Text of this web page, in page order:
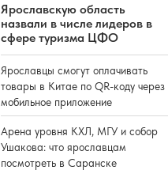
Ярославскую область
назвали в числе лидеров в
сфере туризма ЦФО
Ярославцы смогут оплачивать
товары в Китае по QR-коду через
мобильное приложение
Арена уровня КХЛ, МГУ и собор
Ушакова: что ярославцам
посмотреть в Саранске